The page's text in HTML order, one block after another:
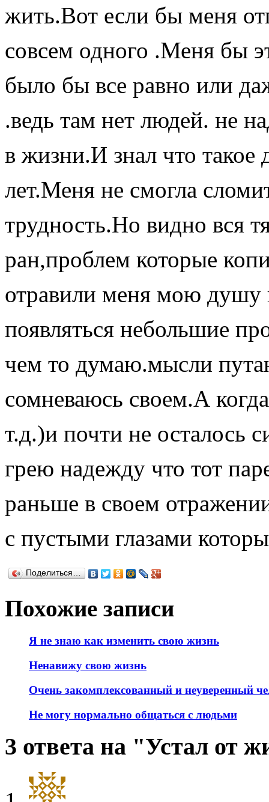
жить.Вот если бы меня
совсем одного .Меня бы
было бы все равно или
.ведь там нет людей. не
в жизни.И знал что такое
лет.Меня не смогла
трудность.Но видно вся
ран,проблем которые
отравили меня мою
появляться небольшие
чем то думаю.мысли
сомневаюсь своем.А
т.д.)и почти не осталось
грею надежду что тот
раньше в своем
с пустыми глазами
Поделиться…
Похожие записи
Я не знаю как изменить свою жизнь
Ненавижу свою жизнь
Очень закомплексованный и неуверенный
Не могу нормально общаться с людьми
3 ответа на "Устал от